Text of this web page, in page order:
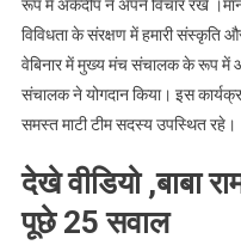
रूप में अर्कदीप ने अपने विचार रखे
विविधता के संरक्षण में हमारी संस्कृति
वेबिनार में मुख्य मंच संचालक के रूप में
संचालक ने योगदान किया। इस
समस्त माटी टीम सदस्य उपस्थित रहे।
देखे वीडियो ,बाबा
पूछे 25 सवाल